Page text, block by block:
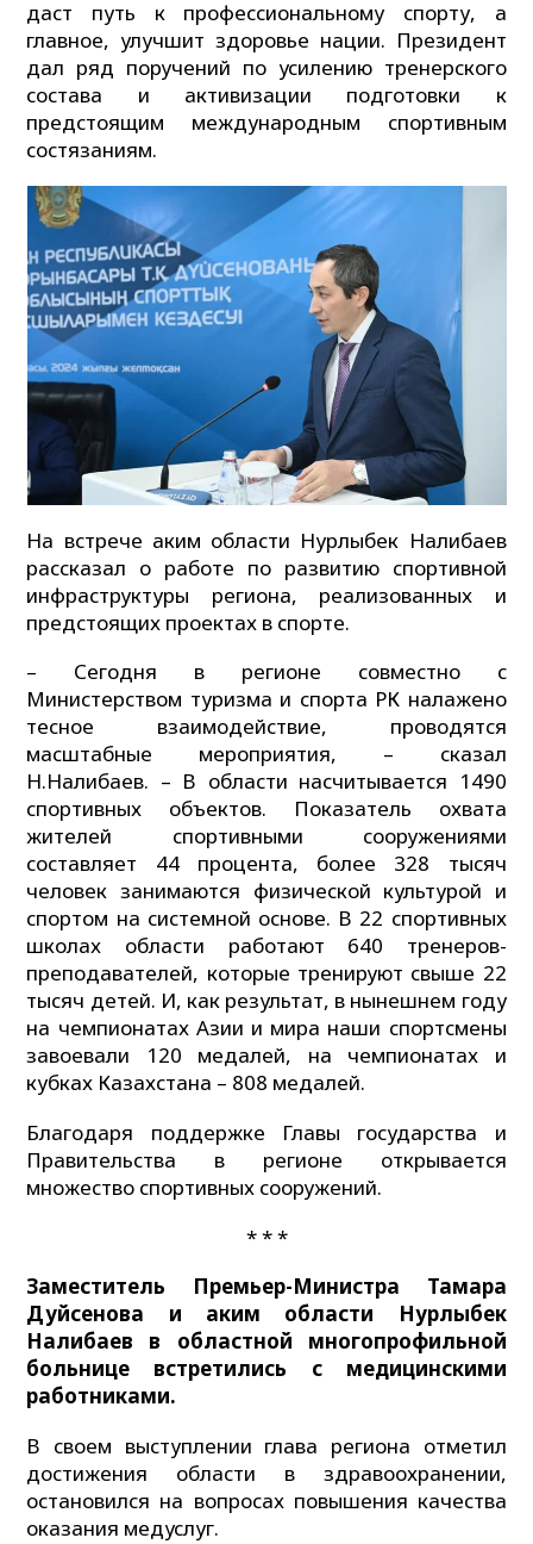
даст путь к профессиональному спорту, а
главное, улучшит здоровье нации. Президент
дал ряд поручений по усилению тренерского
состава и активизации подготовки к
предстоящим международным спортивным
состязаниям.
На встрече аким области Нурлыбек Налибаев
рассказал о работе по развитию спортивной
инфраструктуры региона, реализованных и
предстоящих проектах в спорте.
– Сегодня в регионе совместно с
Министерством туризма и спорта РК налажено
тесное взаимодействие, проводятся
масштабные мероприятия, – сказал
Н.Налибаев. – В области насчитывается 1490
спортивных объектов. Показатель охвата
жителей спортивными сооружениями
составляет 44 процента, более 328 тысяч
человек занимаются физической культурой и
спортом на системной основе. В 22 спортивных
школах области работают 640 тренеров-
преподавателей, которые тренируют свыше 22
тысяч детей. И, как результат, в нынешнем году
на чемпионатах Азии и мира наши спортсмены
завоевали 120 медалей, на чемпионатах и
кубках Казахстана – 808 медалей.
Благодаря поддержке Главы государства и
Правительства в регионе открывается
множество спортивных сооружений.
* * *
Заместитель Премьер-Министра Тамара
Дуйсенова и аким области Нурлыбек
Налибаев в областной многопрофильной
больнице встретились с медицинскими
работниками.
В своем выступлении глава региона отметил
достижения области в здравоохранении,
остановился на вопросах повышения качества
оказания медуслуг.